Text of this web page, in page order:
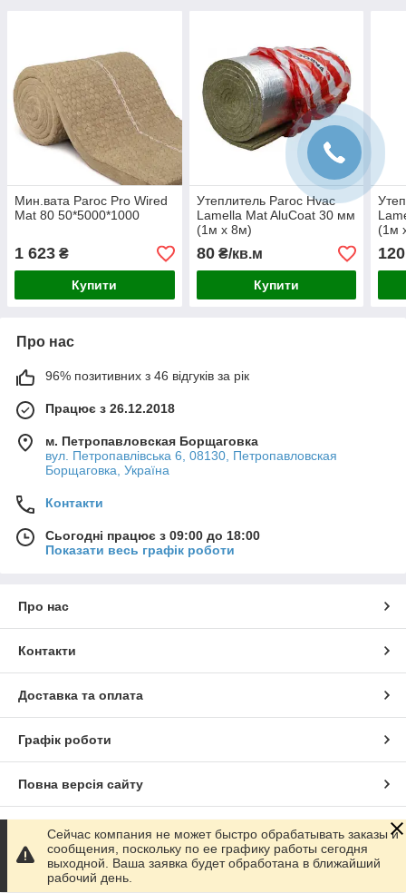
Мин.вата Paroc Pro Wired
Mat 80 50*5000*1000
1 623 ₴
Купити
Утеплитель Paroc Hvac
Lamella Mat AluCoat 30 мм
(1м х 8м)
80₴/кв.м
Купити
(1м
120
Про нас
96% позитивних з 46 відгуків за рік
Працює з 26.12.2018
м. Петропавловская Борщаговка
вул. Петропавлівська 6, 08130, Петропавловская
Борщаговка, Україна
Контакти
Сьогодні працює з 09:00 до 18:00
Показати весь графік роботи
Про нас
Контакти
Доставка та оплата
Графік роботи
Повна версія сайту
Сайт створено на маркетплейсі Prom.ua
Політика конфіденційності
Сейчас компания не может быстро обрабатывать заказы и
сообщения, поскольку по ее графику работы сегодня
выходной. Ваша заявка будет обработана в ближайший
рабочий день.